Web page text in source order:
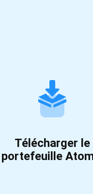
Télécharger le
portefeuille